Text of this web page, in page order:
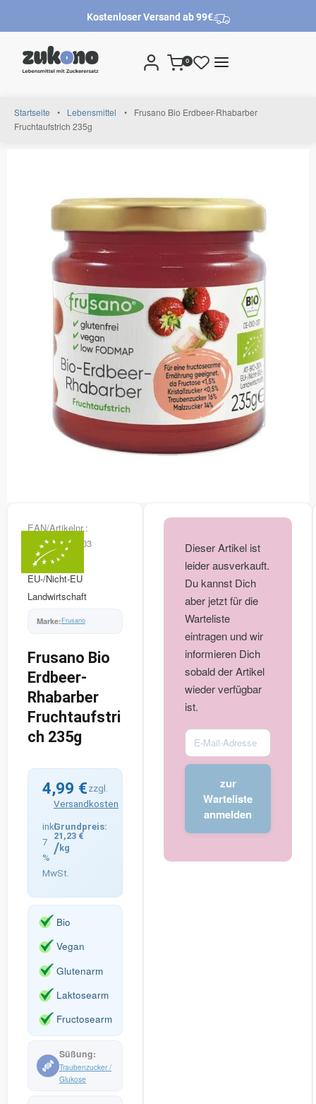
Kostenloser Versand ab 99€
0
Startseite • Lebensmittel •
Frusano Bio Erdbeer-Rhabarber
Fruchtaufstrich 235g
EAN/Artikelnr.:
4260137741603
AT-BIO-301
EU-/Nicht-EU
Landwirtschaft
Frusano
Frusano Bio
Erdbeer-
Rhabarber
Fruchtaufstri
ch 235g
4,99 €
inkl.
7
%
MwSt.
zzgl.
Versandkosten
21,23 €
/ kg
Bio
Vegan
Glutenarm
Laktosearm
Fructosearm
Traubenzucker /
Glukose
Dieser Artikel ist
leider ausverkauft.
Du kannst Dich
aber jetzt für die
Warteliste
eintragen und wir
informieren Dich
sobald der Artikel
wieder verfügbar
ist.
Enter
your
email
address
waitlist
zur
Warteliste
anmelden